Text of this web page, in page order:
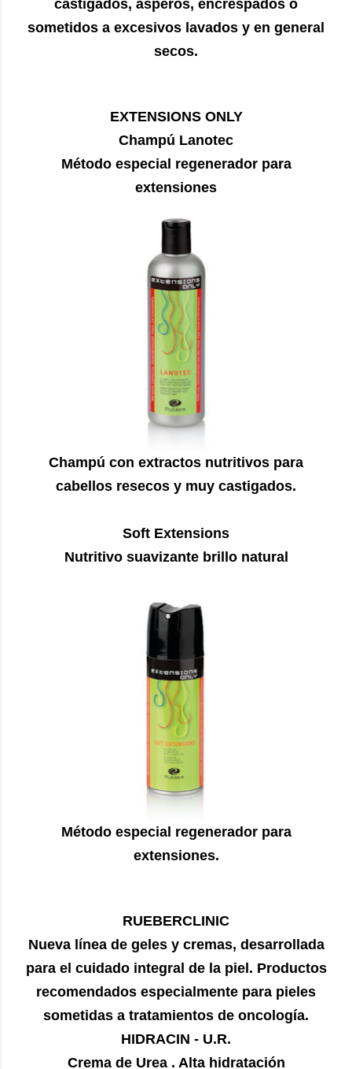
castigados, ásperos, encrespados o
sometidos a excesivos lavados y en general
secos.
EXTENSIONS ONLY
Champú Lanotec
Método especial regenerador para
extensiones
Champú con extractos nutritivos para
cabellos resecos y muy castigados.
Soft Extensions
Nutritivo suavizante brillo natural
Método especial regenerador para
extensiones.
RUEBERCLINIC
Nueva línea de geles y cremas, desarrollada
para el cuidado integral de la piel. Productos
recomendados especialmente para pieles
sometidas a tratamientos de oncología.
HIDRACIN - U.R.
Crema de Urea . Alta hidratación